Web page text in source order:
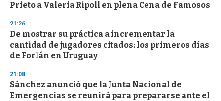
Prieto a Valeria Ripoll en plena Cena de Famosos
21:26
De mostrar su práctica a incrementar la
cantidad de jugadores citados: los primeros días
de Forlán en Uruguay
21:08
Sánchez anunció que la Junta Nacional de
Emergencias se reunirá para prepararse ante el